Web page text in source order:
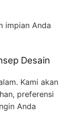
impian Anda
Desain
Kami akan
preferensi
Anda